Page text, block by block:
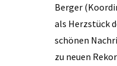
Berger
als Herzstück
schönen
zu neuen